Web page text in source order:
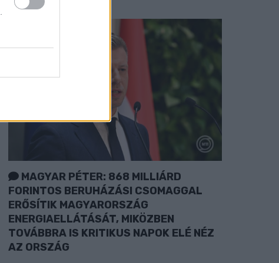
MAGYAR PÉTER: 868 MILLIÁRD
FORINTOS BERUHÁZÁSI CSOMAGGAL
ERŐSÍTIK MAGYARORSZÁG
ENERGIAELLÁTÁSÁT, MIKÖZBEN
TOVÁBBRA IS KRITIKUS NAPOK ELÉ NÉZ
AZ ORSZÁG